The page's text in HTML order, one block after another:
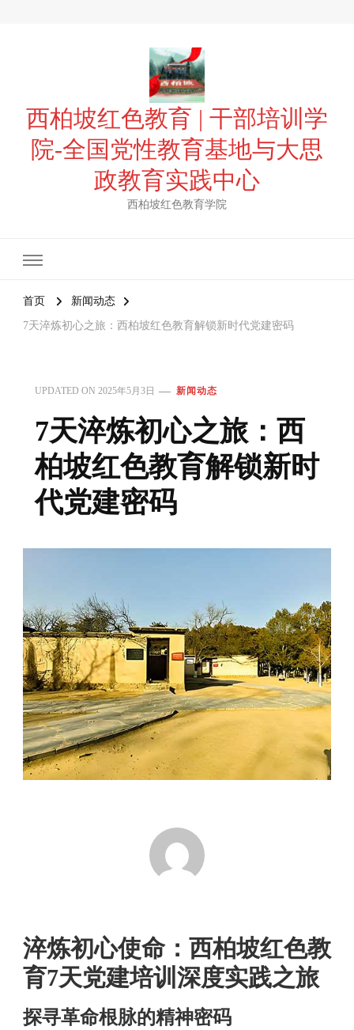
西柏坡红色教育 | 干部培训学
院-全国党性教育基地与大思
政教育实践中心
西柏坡红色教育学院
首页 新闻动态
7天淬炼初心之旅：西柏坡红色教育解锁新时代党建密码
UPDATED ON 2025年5月3日 新闻动态
7天淬炼初心之旅：西
柏坡红色教育解锁新时
代党建密码
淬炼初心使命：西柏坡红色教
育7天党建培训深度实践之旅
探寻革命根脉的精神密码